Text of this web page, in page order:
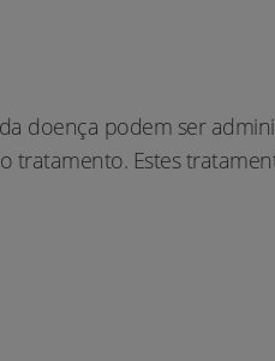
doença podem ser
tratamento. Estes